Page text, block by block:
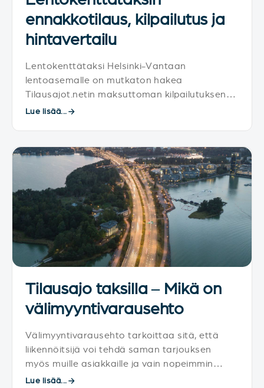
ennakkotilaus, kilpailutus ja
hintavertailu
Lentokenttätaksi Helsinki-Vantaan
lentoasemalle on mutkaton hakea
Tilausajot.netin maksuttoman kilpailutuksen
avulla.
Lue lisää...
Tilausajo taksilla – Mikä on
välimyyntivarausehto
Välimyyntivarausehto tarkoittaa sitä, että
liikennöitsijä voi tehdä saman tarjouksen
myös muille asiakkaille ja vain nopeimmin
varannut saa sen..
Lue lisää...